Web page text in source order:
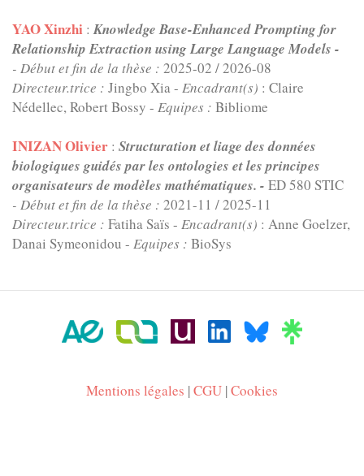
YAO Xinzhi :Knowledge Base-Enhanced Prompting for
Relationship Extraction using Large Language Models -
- Début et fin de la thèse : 2025-02 /2026-08
Directeur.trice : Jingbo Xia - Encadrant(s) : Claire
Nédellec, Robert Bossy - Equipes : Bibliome
INIZAN Olivier : Structuration et liage des données
biologiques guidés par les ontologies et les principes
organisateurs de modèles mathématiques. - ED 580 STIC
- Début et fin de la thèse : 2021-11 /2025-11
Directeur.trice : Fatiha Saïs - Encadrant(s) : Anne Goelzer,
Danai Symeonidou - Equipes : BioSys
Mentions légales |CGU |Cookies